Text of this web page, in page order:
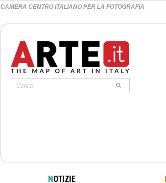
CAMERA CENTRO ITALIANO PER LA FOTOGRAFIA
NOTIZIE